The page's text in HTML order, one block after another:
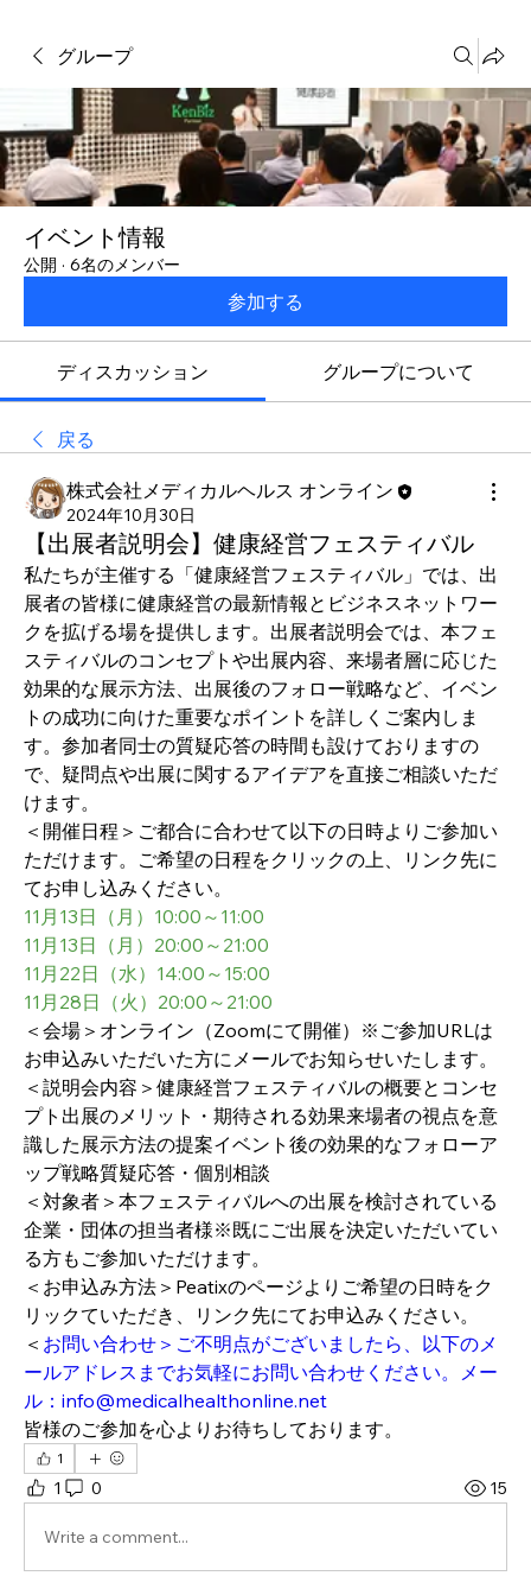
グループ
イベント情報
公開 · 6名のメンバー
参加する
ディスカッション グループについて
戻る
株式会社メディカルヘルス オンライン
2024年10月30日
【出展者説明会】健康経営フェスティバル
私たちが主催する「健康経営フェスティバル」では、出
展者の皆様に健康経営の最新情報とビジネスネットワー
クを拡げる場を提供します。出展者説明会では、本フェ
スティバルのコンセプトや出展内容、来場者層に応じた
効果的な展示方法、出展後のフォロー戦略など、イベン
トの成功に向けた重要なポイントを詳しくご案内しま
す。参加者同士の質疑応答の時間も設けておりますの
で、疑問点や出展に関するアイデアを直接ご相談いただ
けます。
＜開催日程＞ご都合に合わせて以下の日時よりご参加い
ただけます。ご希望の日程をクリックの上、リンク先に
てお申し込みください。
11月13日（月）10:00～11:00
11月13日（月）20:00～21:00
11月22日（水）14:00～15:00
11月28日（火）20:00～21:00
＜会場＞オンライン（Zoomにて開催）※ご参加URLは
お申込みいただいた方にメールでお知らせいたします。
＜説明会内容＞健康経営フェスティバルの概要とコンセ
プト出展のメリット・期待される効果来場者の視点を意
識した展示方法の提案イベント後の効果的なフォローア
ップ戦略質疑応答・個別相談
＜対象者＞本フェスティバルへの出展を検討されている
企業・団体の担当者様※既にご出展を決定いただいてい
る方もご参加いただけます。
＜お申込み方法＞Peatixのページよりご希望の日時をク
リックていただき、リンク先にてお申込みください。
＜ お問い合わせ＞ご不明点がございましたら、以下のメ
ールアドレスまでお気軽にお問い合わせください。メー
ル：info@medicalhealthonline.net
皆様のご参加を心よりお待ちしております。
1
1 0 15
Write a comment...